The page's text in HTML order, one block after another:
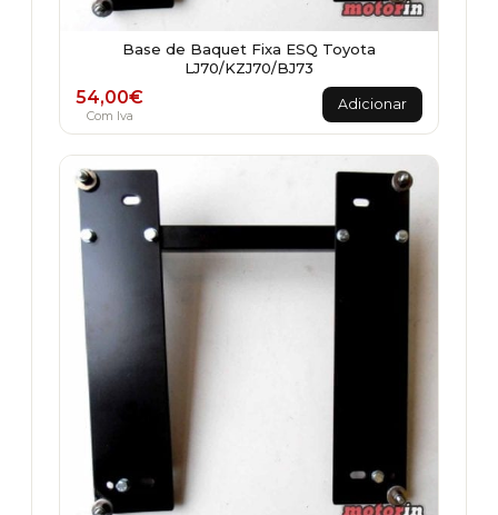
Base de Baquet Fixa ESQ Toyota
LJ70/KZJ70/BJ73
54,00€
Com Iva
Adicionar